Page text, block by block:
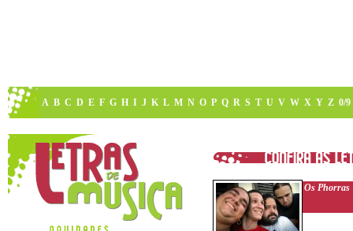
A B C D E F G H I J K L M N O P Q R S T U V W X Y Z 0/9
Os Phorras